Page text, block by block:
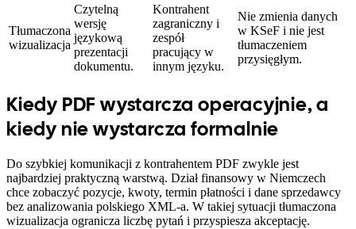
Tłumaczona
wizualizacja
Czytelną
wersję
językową
prezentacji
dokumentu.
Kontrahent
zagraniczny i
zespół
pracujący w
innym języku.
Nie zmienia danych
w KSeF i nie jest
tłumaczeniem
przysięgłym.
Kiedy PDF wystarcza operacyjnie, a
kiedy nie wystarcza formalnie
Do szybkiej komunikacji z kontrahentem PDF zwykle jest
najbardziej praktyczną warstwą. Dział finansowy w Niemczech
chce zobaczyć pozycje, kwoty, termin płatności i dane sprzedawcy
bez analizowania polskiego XML-a. W takiej sytuacji tłumaczona
wizualizacja ogranicza liczbę pytań i przyspiesza akceptację.